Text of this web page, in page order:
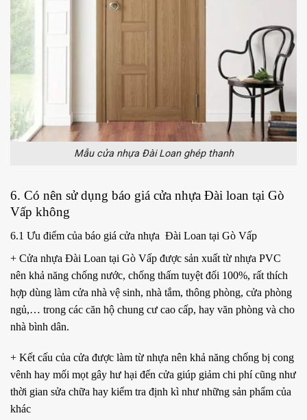
Mẫu cửa nhựa Đài Loan ghép thanh
6. Có nên sử dụng báo giá cửa nhựa Đài loan tại Gò
Vấp không
6.1 Ưu điểm của báo giá cửa nhựa Đài Loan tại Gò Vấp
+ Cửa nhựa Đài Loan tại Gò Vấp được sản xuất từ nhựa PVC
nên khả năng chống nước, chống thấm tuyệt đối 100%, rất thích
hợp dùng làm cửa nhà vệ sinh, nhà tắm, thông phòng, cửa phòng
ngủ,… trong các căn hộ chung cư cao cấp, hay văn phòng và cho
nhà bình dân.
+ Kết cấu của cửa được làm từ nhựa nên khả năng chống bị cong
vênh hay mối mọt gây hư hại đến cửa giúp giảm chi phí cũng như
thời gian sửa chữa hay kiểm tra định kì như những sản phẩm của
khác